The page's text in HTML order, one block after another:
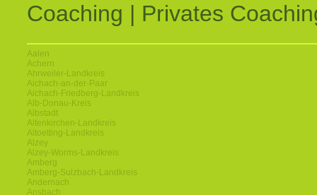
Coaching | Privates
Aalen
Achern
Ahrweiler-Landkreis
Aichach-an-der-Paar
Aichach-Friedberg-Landkreis
Alb-Donau-Kreis
Albstadt
Altenkirchen-Landkreis
Altoetting-Landkreis
Alzey
Alzey-Worms-Landkreis
Amberg
Amberg-Sulzbach-Landkreis
Andernach
Ansbach